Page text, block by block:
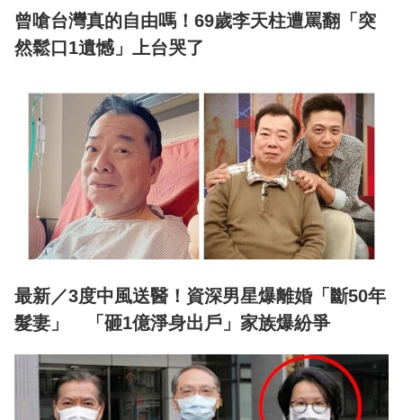
曾嗆台灣真的自由嗎！69歲李天柱遭罵翻「突
然鬆口1遺憾」上台哭了
最新／3度中風送醫！資深男星爆離婚「斷50年
髮妻」 「砸1億淨身出戶」家族爆紛爭